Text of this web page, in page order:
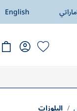
English